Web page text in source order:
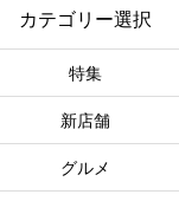
カテゴリー選択
特集
新店舗
グルメ